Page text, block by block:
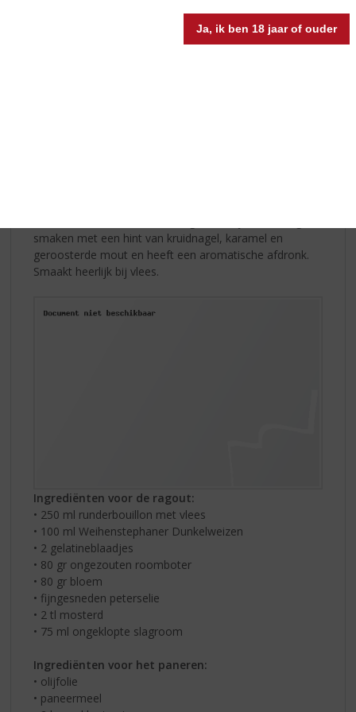
Ja, ik ben 18 jaar of ouder
cupcake-vormpjes voor 2/3 en bak deze in 15 tot 20
minuten gaar. Haal de cupcakes uit de oven en laat ze
vervolgens afkoelen op de bakplaat.
smaken met een hint van kruidnagel, karamel en
geroosterde mout en heeft een aromatische afdronk.
Smaakt heerlijk bij vlees.
Ingrediënten voor de ragout:
• 250 ml runderbouillon met vlees
• 100 ml Weihenstephaner Dunkelweizen
• 2 gelatineblaadjes
• 80 gr ongezouten roomboter
• 80 gr bloem
• fijngesneden peterselie
• 2 tl mosterd
• 75 ml ongeklopte slagroom
Ingrediënten voor het paneren:
• olijfolie
• paneermeel